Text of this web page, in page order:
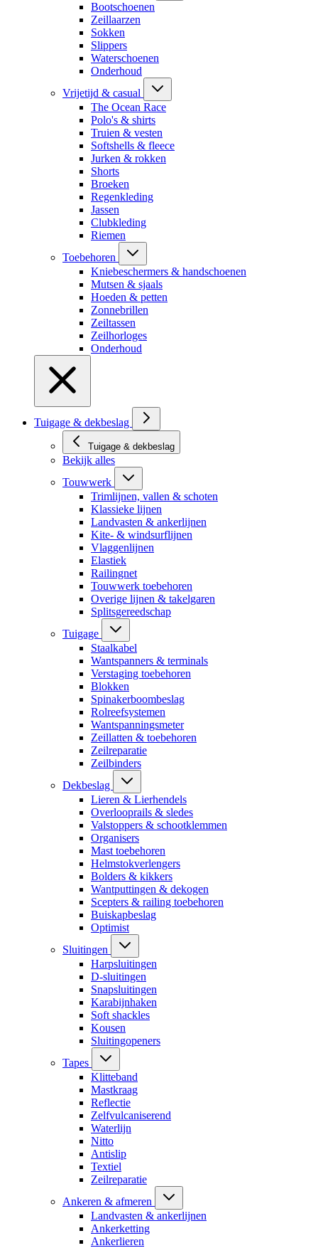
Bootschoenen
Zeillaarzen
Sokken
Slippers
Waterschoenen
Onderhoud
Vrijetijd & casual
The Ocean Race
Polo's & shirts
Truien & vesten
Softshells & fleece
Jurken & rokken
Shorts
Broeken
Regenkleding
Jassen
Clubkleding
Riemen
Toebehoren
Kniebeschermers & handschoenen
Mutsen & sjaals
Hoeden & petten
Zonnebrillen
Zeiltassen
Zeilhorloges
Onderhoud
Tuigage & dekbeslag
Tuigage & dekbeslag
Bekijk alles
Touwwerk
Trimlijnen, vallen & schoten
Klassieke lijnen
Landvasten & ankerlijnen
Kite- & windsurflijnen
Vlaggenlijnen
Elastiek
Railingnet
Touwwerk toebehoren
Overige lijnen & takelgaren
Splitsgereedschap
Tuigage
Staalkabel
Wantspanners & terminals
Verstaging toebehoren
Blokken
Spinakerboombeslag
Rolreefsystemen
Wantspanningsmeter
Zeillatten & toebehoren
Zeilreparatie
Zeilbinders
Dekbeslag
Lieren & Lierhendels
Overlooprails & sledes
Valstoppers & schootklemmen
Organisers
Mast toebehoren
Helmstokverlengers
Bolders & kikkers
Wantputtingen & dekogen
Scepters & railing toebehoren
Buiskapbeslag
Optimist
Sluitingen
Harpsluitingen
D-sluitingen
Snapsluitingen
Karabijnhaken
Soft shackles
Kousen
Sluitingopeners
Tapes
Klitteband
Mastkraag
Reflectie
Zelfvulcaniserend
Waterlijn
Nitto
Antislip
Textiel
Zeilreparatie
Ankeren & afmeren
Landvasten & ankerlijnen
Ankerketting
Ankerlieren